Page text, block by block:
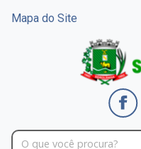
Mapa do Site